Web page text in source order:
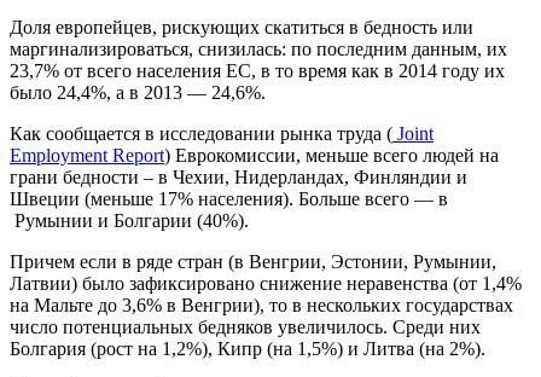
Доля европейцев, рискующих скатиться в бедность или
маргинализироваться, снизилась: по последним данным, их
23,7% от всего населения ЕС, в то время как в 2014 году их
было 24,4%, а в 2013 — 24,6%.
Как сообщается в исследовании рынка труда ( Joint
Employment Report) Еврокомиссии, меньше всего людей на
грани бедности – в Чехии, Нидерландах, Финляндии и
Швеции (меньше 17% населения). Больше всего — в
Румынии и Болгарии (40%).
Причем если в ряде стран (в Венгрии, Эстонии, Румынии,
Латвии) было зафиксировано снижение неравенства (от 1,4%
на Мальте до 3,6% в Венгрии), то в нескольких государствах
число потенциальных бедняков увеличилось. Среди них
Болгария (рост на 1,2%), Кипр (на 1,5%) и Литва (на 2%).